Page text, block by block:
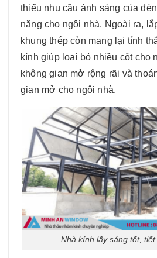
thiểu nhu cầu ánh sáng của
năng cho ngôi nhà. Ngoài ra,
khung thép còn mang lại tính
kính giúp loại bỏ nhiều cột cho
không gian mở rộng rãi và
gian mở cho ngôi nhà.
Nhà kính lấy sáng tốt,